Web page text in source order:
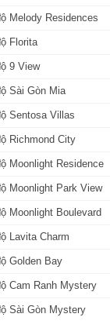
Melody Residences
Florita
9 View
Sài Gòn Mia
Sentosa Villas
Richmond City
Moonlight Residence
Moonlight Park View
Moonlight Boulevard
Lavita Charm
Golden Bay
Cam Ranh Mystery
Sài Gòn Mystery